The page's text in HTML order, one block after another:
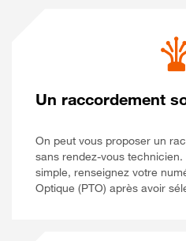
Un raccordement
On peut vous proposer un
sans rendez-vous technicien.
simple, renseignez votre
Optique (PTO) après avoir